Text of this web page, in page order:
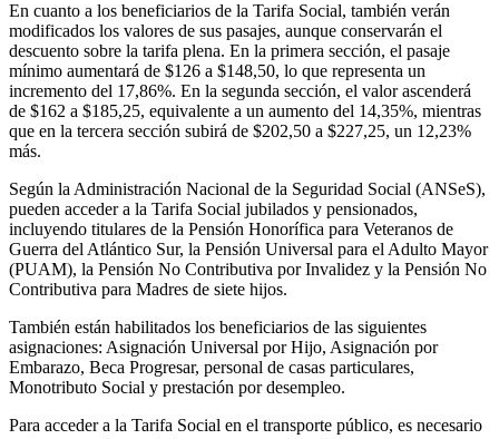
En cuanto a los beneficiarios de la Tarifa Social, también verán
modificados los valores de sus pasajes, aunque conservarán el
descuento sobre la tarifa plena. En la primera sección, el pasaje
mínimo aumentará de $126 a $148,50, lo que representa un
incremento del 17,86%. En la segunda sección, el valor ascenderá
de $162 a $185,25, equivalente a un aumento del 14,35%, mientras
que en la tercera sección subirá de $202,50 a $227,25, un 12,23%
más.
Según la Administración Nacional de la Seguridad Social (ANSeS),
pueden acceder a la Tarifa Social jubilados y pensionados,
incluyendo titulares de la Pensión Honorífica para Veteranos de
Guerra del Atlántico Sur, la Pensión Universal para el Adulto Mayor
(PUAM), la Pensión No Contributiva por Invalidez y la Pensión No
Contributiva para Madres de siete hijos.
También están habilitados los beneficiarios de las siguientes
asignaciones: Asignación Universal por Hijo, Asignación por
Embarazo, Beca Progresar, personal de casas particulares,
Monotributo Social y prestación por desempleo.
Para acceder a la Tarifa Social en el transporte público, es necesario